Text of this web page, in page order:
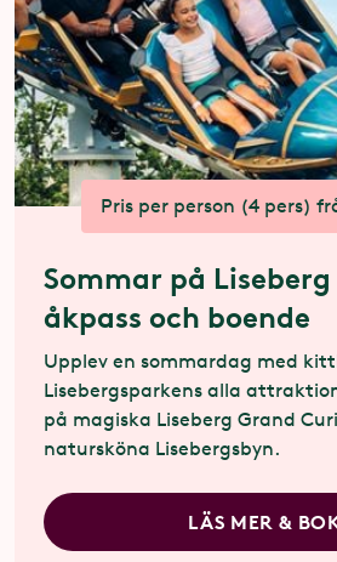
Pris per person (4 pers)
Sommar på
åkpass och boende
Upplev en sommardag med
Lisebergsparkens alla
på magiska Liseberg Grand
natursköna Lisebergsbyn.
LÄS MER &